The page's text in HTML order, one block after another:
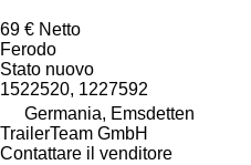
69 € Netto
Ferodo
Stato nuovo
1522520, 1227592
Germania, Emsdetten
TrailerTeam GmbH
Contattare il venditore